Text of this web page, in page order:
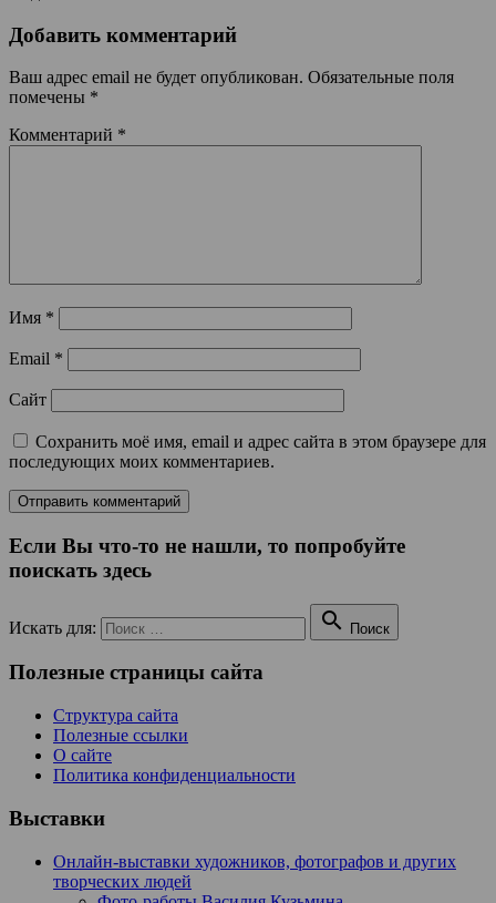
Добавить комментарий
Ваш адрес email не будет опубликован. Обязательные поля
помечены *
Комментарий *
Имя *
Email *
Сайт
Сохранить моё имя, email и адрес сайта в этом браузере для
последующих моих комментариев.
Если Вы что-то не нашли, то попробуйте
поискать здесь
Искать для:  Поиск
Полезные страницы сайта
Структура сайта
Полезные ссылки
О сайте
Политика конфиденциальности
Выставки
Онлайн-выставки художников, фотографов и других
творческих людей